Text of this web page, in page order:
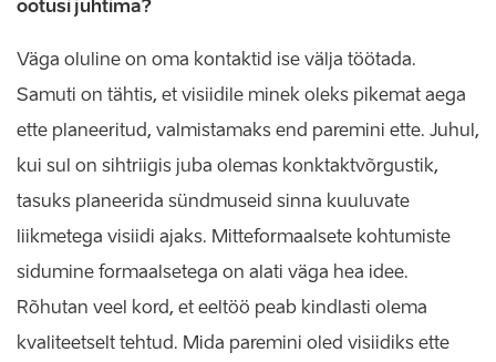
ootusi juhtima?
Väga oluline on oma kontaktid ise välja töötada.
Samuti on tähtis, et visiidile minek oleks pikemat aega
ette planeeritud, valmistamaks end paremini ette. Juhul,
kui sul on sihtriigis juba olemas konktaktvõrgustik,
tasuks planeerida sündmuseid sinna kuuluvate
liikmetega visiidi ajaks. Mitteformaalsete kohtumiste
sidumine formaalsetega on alati väga hea idee.
Rõhutan veel kord, et eeltöö peab kindlasti olema
kvaliteetselt tehtud. Mida paremini oled visiidiks ette